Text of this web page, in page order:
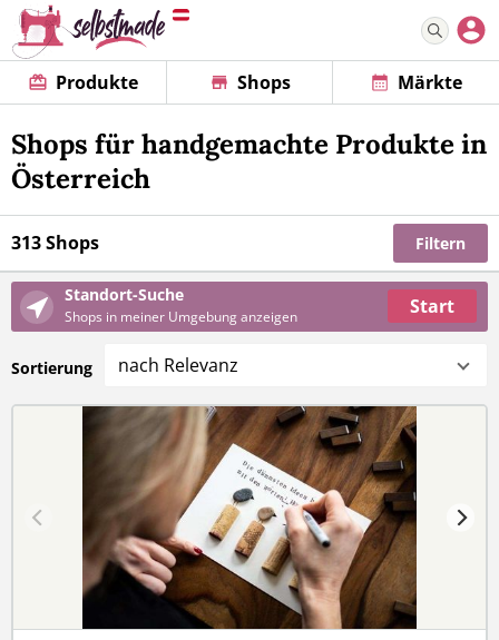
Produkte Shops Märkte
Shops für handgemachte Produkte in
Österreich
313 Shops Filtern
Standort-Suche
Shops in meiner Umgebung anzeigen Start
Sortierung nach Relevanz